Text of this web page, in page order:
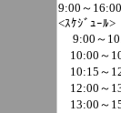
9:00～16:00
<ｽｹｼﾞｭｰﾙ>
9:00～
10:00～
10:15～
12:00～
13:00～